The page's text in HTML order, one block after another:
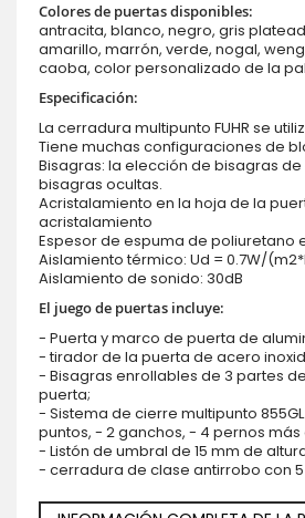
Colores de puertas disponibles:
antracita, blanco, negro, gris
amarillo, marrón, verde, nogal,
caoba, color personalizado de la
Especificación:
La cerradura multipunto FUHR se
Tiene muchas configuraciones de
Bisagras: la elección de bisagras
bisagras ocultas.
Acristalamiento en la hoja de la
acristalamiento
Espesor de espuma de poliuretano
Aislamiento térmico: Ud = 0.7W/
Aislamiento de sonido: 30dB
El juego de puertas incluye:
- Puerta y marco de puerta de
- tirador de la puerta de acero
- Bisagras enrollables de 3 partes
puerta;
- Sistema de cierre multipunto
puntos, - 2 ganchos, - 4 pernos
- Listón de umbral de 15 mm de
- cerradura de clase antirrobo con